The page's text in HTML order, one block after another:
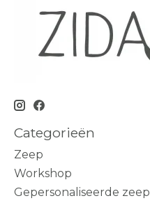
Categorieën
Zeep
Workshop
Gepersonaliseerde zeep